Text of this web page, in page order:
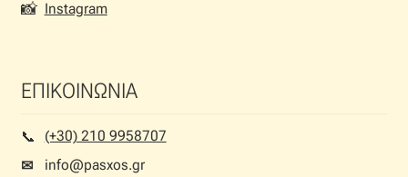
📸 Instagram
ΕΠΙΚΟΙΝΩΝΙΑ
📞︎
(+30) 210 9958707
✉
info@pasxos.gr